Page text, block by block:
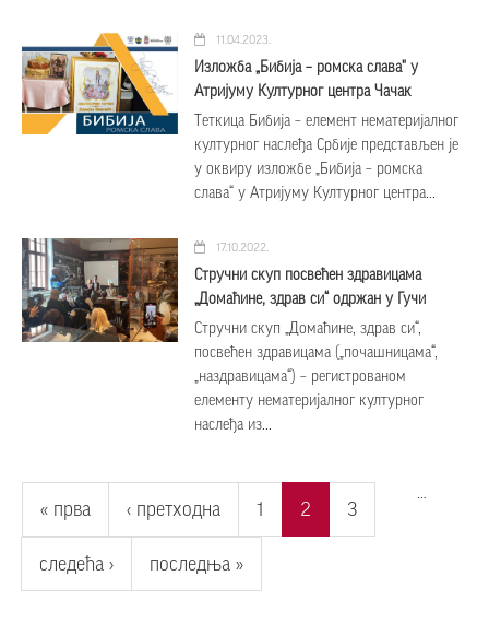
11.04.2023.
Изложбa „Бибија – ромска слава" у
Атријуму Културног центра Чачак
Теткица Бибија – елемент нематеријалног
културног наслеђа Србије представљен је
у оквиру изложбе „Бибија – ромска
слава“ у Атријуму Културног центра...
17.10.2022.
Стручни скуп посвећен здравицама
„Домаћине, здрав си“ одржан у Гучи
Стручни скуп „Домаћине, здрав си“,
посвећен здравицама („почашницама“,
„наздравицама“) – регистрованом
елементу нематеријалног културног
наслеђа из...
Pages
« прва ‹ претходна 1 2 3
следећа › последња »